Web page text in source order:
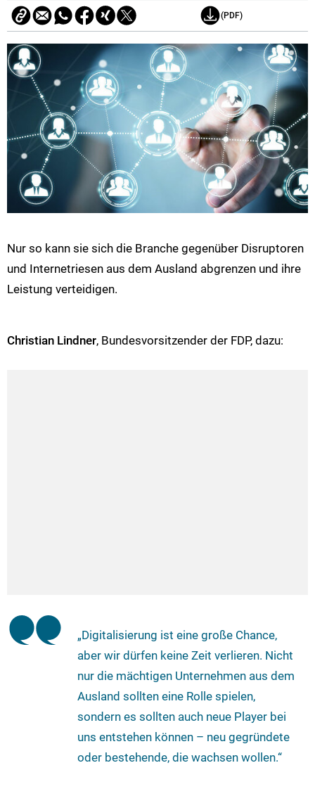
(PDF)
Nur so kann sie sich die Branche gegenüber Disruptoren
und Internetriesen aus dem Ausland abgrenzen und ihre
Leistung verteidigen.
Christian Lindner, Bundesvorsitzender der FDP, dazu:
„Digitalisierung ist eine große Chance,
aber wir dürfen keine Zeit verlieren. Nicht
nur die mächtigen Unternehmen aus dem
Ausland sollten eine Rolle spielen,
sondern es sollten auch neue Player bei
uns entstehen können – neu gegründete
oder bestehende, die wachsen wollen.“